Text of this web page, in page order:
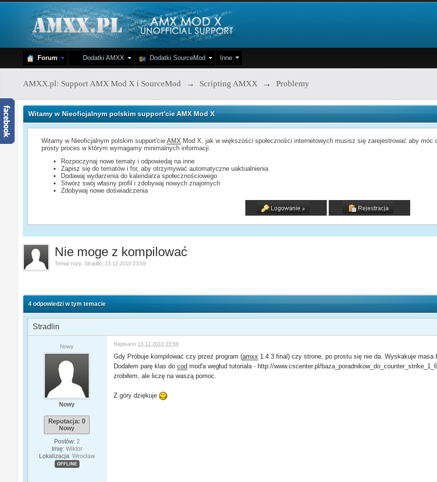
Forum Dodatki AMXX Dodatki SourceMod Inne
AMXX.pl: Support AMX Mod X i SourceMod → Scripting AMXX → Problemy
Witamy w Nieoficjalnym polskim support'cie AMX Mod X
Witamy w Nieoficjalnym polskim support'cieAMX Mod X, jak w większości społeczności internetowych musisz się zarejestrować aby
prosty proces w którym wymagamy minimalnych informacji.
Rozpoczynaj nowe tematy i odpowiedaj na inne
Zapisz się do tematów i for, aby otrzymywać automatyczne uaktualnienia
Dodawaj wydarzenia do kalendarza społecznościowego
Stwórz swój własny profil i zdobywaj nowych znajomych
Zdobywaj nowe doświadczenia
Nie moge z kompilować
Temat rozp.Stradlin 13.12.2010 23:59
4 odpowiedzi w tym temacie
Stradlin
Nowy
Nowy
Reputacja: 0
Nowy
Postów: 2
Imię: Wiktor
Lokalizacja: Wrocław
OFFLINE
Napisano 13.12.2010 23:59
Gdy Próbuje kompilować czy przez program (amxx 1.4.3 final) czy strone, po prostu się nie da. Wyskakuje masa
Dodałem parę klas docod mod'a wegłud tutoriala - http://www.cscenter.pl/
zrobiłem, ale liczę na waszą pomoc.
Z góry dziękuje